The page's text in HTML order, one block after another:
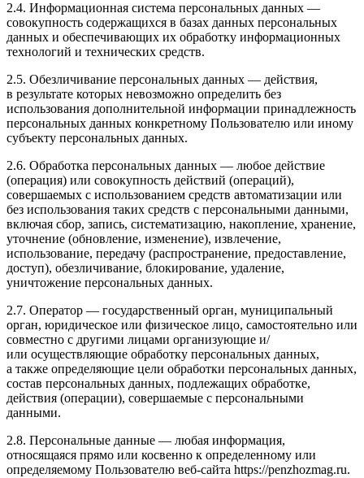
2.4. Информационная система персональных данных —
совокупность содержащихся в базах данных персональных
данных и обеспечивающих их обработку информационных
технологий и технических средств.
2.5. Обезличивание персональных данных — действия,
в результате которых невозможно определить без
использования дополнительной информации принадлежность
персональных данных конкретному Пользователю или иному
субъекту персональных данных.
2.6. Обработка персональных данных — любое действие
(операция) или совокупность действий (операций),
совершаемых с использованием средств автоматизации или
без использования таких средств с персональными данными,
включая сбор, запись, систематизацию, накопление, хранение,
уточнение (обновление, изменение), извлечение,
использование, передачу (распространение, предоставление,
доступ), обезличивание, блокирование, удаление,
уничтожение персональных данных.
2.7. Оператор — государственный орган, муниципальный
орган, юридическое или физическое лицо, самостоятельно или
совместно с другими лицами организующие и/
или осуществляющие обработку персональных данных,
а также определяющие цели обработки персональных данных,
состав персональных данных, подлежащих обработке,
действия (операции), совершаемые с персональными
данными.
2.8. Персональные данные — любая информация,
относящаяся прямо или косвенно к определенному или
определяемому Пользователю веб-сайта https://penzhozmag.ru.